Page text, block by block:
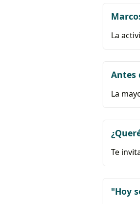
La
Antes
La
Te
"Hoy